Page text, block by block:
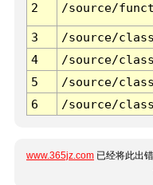
2 /source/
3 /source/
4
/source/
5
/source/
6
/source/
www.365jz.com 已经将此出